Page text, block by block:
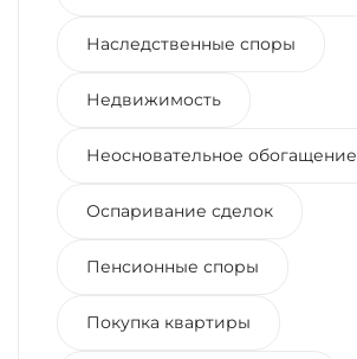
Наследственные споры
Недвижимость
Неосновательное обогащение
Оспаривание сделок
Пенсионные споры
Покупка квартиры